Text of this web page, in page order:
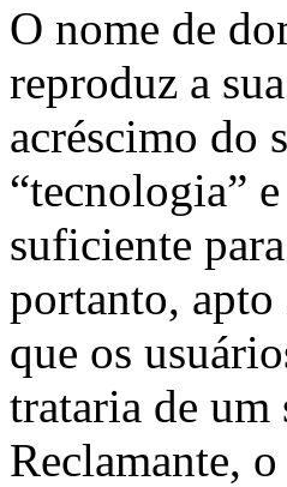
O nome de
reproduz a
acréscimo do
“tecnologia”
suficiente
portanto, apto
que os
trataria de um
Reclamante,